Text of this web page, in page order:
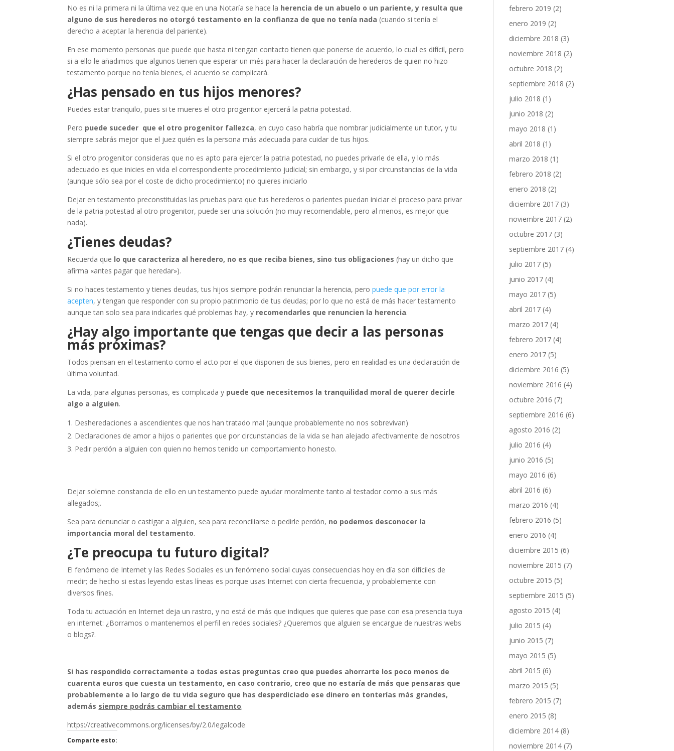
No es ni la primera ni la última vez que en una Notaría se hace la herencia de un abuelo o un pariente, y resulta que
alguno de sus herederos no otorgó testamento en la confianza de que no tenía nada (cuando si tenía el
derecho a aceptar la herencia del pariente).
En ese momento personas que puede que hasta ni tengan contacto tienen que ponerse de acuerdo, lo cual es difícil, pero
si a ello le añadimos que algunos tienen que esperar un més para hacer la declaración de herederos de quien no hizo
testamento porque no tenía bienes, el acuerdo se complicará.
¿Has pensado en tus hijos menores?
Puedes estar tranquilo, pues si te mueres el otro progenitor ejercerá la patria potestad.
Pero puede suceder que el otro progenitor fallezca, en cuyo caso habría que nombrar judicialmente un tutor, y tu
siempre sabrás mejor que el juez quién es la persona más adecuada para cuidar de tus hijos.
Si el otro progenitor consideras que no es apto para ejercer la patria potestad, no puedes privarle de ella, y lo más
adecuado es que inicies en vida el correspondiente procedimiento judicial; sin embargo, y si por circunstancias de la vida
(aunque sólo sea por el coste de dicho procedimiento) no quieres iniciarlo
Dejar en testamento preconstituidas las pruebas para que tus herederos o parientes puedan iniciar el proceso para privar
de la patria potestad al otro progenitor, puede ser una solución (no muy recomendable, pero al menos, es mejor que
nada).
¿Tienes deudas?
Recuerda que lo que caracteriza al heredero, no es que reciba bienes, sino tus obligaciones (hay un dicho que
afirma «antes pagar que heredar»).
Si no haces testamento y tienes deudas, tus hijos siempre podrán renunciar la herencia, peropuede que por error la
acepten, y tengan que responder con su propio patrimonio de tus deudas; por lo que no está de más hacer testamento
aunque tan solo sea para indicarles qué problemas hay, y recomendarles que renuncien la herencia.
¿Hay algo importante que tengas que decir a las personas
más próximas?
Todos piensan en el testamento como el acto por el que disponen de sus bienes, pero en realidad es una declaración de
última voluntad.
La vida, para algunas personas, es complicada y puede que necesitemos la tranquilidad moral de querer decirle
algo a alguien.
Desheredaciones a ascendientes que nos han tratado mal (aunque probablemente no nos sobrevivan)
Declaraciones de amor a hijos o parientes que por circunstancias de la vida se han alejado afectivamente de nosotros
Pedir perdón a alguien con quien no hemos tenido un comportamiento honesto.
Dejar solemne constancia de ello en un testamento puede ayudar moralmente tanto al testador como a sus más
allegados;.
Sea para denunciar o castigar a alguien, sea para reconciliarse o pedirle perdón, no podemos desconocer la
importancia moral del testamento.
¿Te preocupa tu futuro digital?
El fenómeno de Internet y las Redes Sociales es un fenómeno social cuyas consecuencias hoy en día son difíciles de
medir; de hecho si estas leyendo estas líneas es porque usas Internet con cierta frecuencia, y probablemente con
diversos fines.
Toda tu actuación en Internet deja un rastro, y no está de más que indiques que quieres que pase con esa presencia tuya
en internet: ¿Borramos o mantenemos el perfil en redes sociales? ¿Queremos que alguien se encargue de nuestras webs
o blogs?.
Si has respondido correctamente a todas estas preguntas creo que puedes ahorrarte los poco menos de
cuarenta euros que cuesta un testamento, en caso contrario, creo que no estaría de más que pensaras que
probablemente a lo largo de tu vida seguro que has desperdiciado ese dinero en tonterías más grandes,
además siempre podrás cambiar el testamento.
https://creativecommons.org/licenses/by/2.0/legalcode
Comparte esto:
febrero 2019 (2)
enero 2019 (2)
diciembre 2018 (3)
noviembre 2018 (2)
octubre 2018 (2)
septiembre 2018 (2)
julio 2018 (1)
junio 2018 (2)
mayo 2018 (1)
abril 2018 (1)
marzo 2018 (1)
febrero 2018 (2)
enero 2018 (2)
diciembre 2017 (3)
noviembre 2017 (2)
octubre 2017 (3)
septiembre 2017 (4)
julio 2017 (5)
junio 2017 (4)
mayo 2017 (5)
abril 2017 (4)
marzo 2017 (4)
febrero 2017 (4)
enero 2017 (5)
diciembre 2016 (5)
noviembre 2016 (4)
octubre 2016 (7)
septiembre 2016 (6)
agosto 2016 (2)
julio 2016 (4)
junio 2016 (5)
mayo 2016 (6)
abril 2016 (6)
marzo 2016 (4)
febrero 2016 (5)
enero 2016 (4)
diciembre 2015 (6)
noviembre 2015 (7)
octubre 2015 (5)
septiembre 2015 (5)
agosto 2015 (4)
julio 2015 (4)
junio 2015 (7)
mayo 2015 (5)
abril 2015 (6)
marzo 2015 (5)
febrero 2015 (7)
enero 2015 (8)
diciembre 2014 (8)
noviembre 2014 (7)